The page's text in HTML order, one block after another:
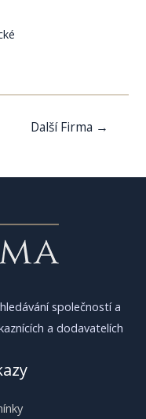
Další Firma →
společností a
a dodavatelích